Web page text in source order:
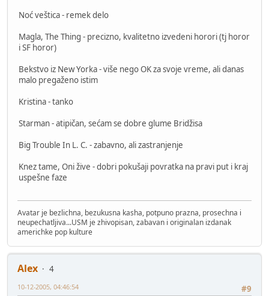
Noć veštica - remek delo
Magla, The Thing - precizno, kvalitetno izvedeni horori (tj horor
i SF horor)
Bekstvo iz New Yorka - više nego OK za svoje vreme, ali danas
malo pregaženo istim
Kristina - tanko
Starman - atipičan, sećam se dobre glume Bridžisa
Big Trouble In L. C. - zabavno, ali zastranjenje
Knez tame, Oni žive - dobri pokušaji povratka na pravi put i kraj
uspešne faze
Avatar je bezlichna, bezukusna kasha, potpuno prazna, prosechna i
neupechatljiva...USM je zhivopisan, zabavan i originalan izdanak
americhke pop kulture
Alex
4
#9
10-12-2005, 04:46:54